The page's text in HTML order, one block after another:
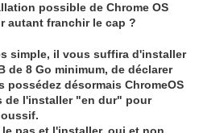
possible de Chrome OS
autant franchir le cap ?
simple, il vous suffira d'installer
de 8 Go minimum, de déclarer
possédez désormais ChromeOS
de l'installer "en dur" pour